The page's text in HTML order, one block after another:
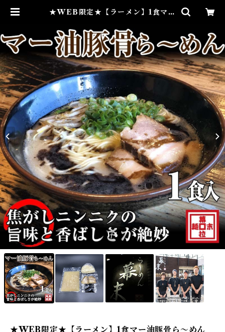
★WEB限定★【ラーメン】1食マー
幕末 - 豚骨ラーメン・和歌山ラーメ
ンのお取り寄せ通販
1/4
★WEB限定★【ラーメン】1食マー油豚骨ら～めん